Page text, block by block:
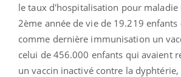
le taux d'hospitalisation pour maladie
2ème année de vie de 19.219
comme dernière immunisation un
celui de 456.000 enfants qui avaient
un vaccin inactivé contre la dyphtérie,